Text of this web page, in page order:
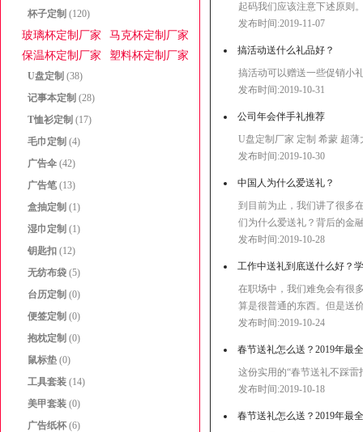
杯子定制 (120)
玻璃杯定制厂家
马克杯定制厂家
保温杯定制厂家
塑料杯定制厂家
U盘定制 (38)
记事本定制 (28)
T恤衫定制 (17)
毛巾定制 (4)
广告伞 (42)
广告笔 (13)
盒抽定制 (1)
湿巾定制 (1)
钥匙扣 (12)
无纺布袋 (5)
台历定制 (0)
便签定制 (0)
抱枕定制 (0)
鼠标垫 (0)
工具套装 (14)
美甲套装 (0)
广告纸杯(6)
起码我们应该注意下述原则
发布时间:2019-11-07
搞活动送什么礼品好？
搞活动可以赠送一些促销小
发布时间:2019-10-31
公司年会伴手礼推荐
U盘定制厂家 定制 希蒙 超
发布时间:2019-10-30
中国人为什么爱送礼？
到目前为止，我们讲了很多
们为什么爱送礼？背后的金
发布时间:2019-10-28
工作中送礼到底送什么好？
在职场中，我们难免会有很
算是很普通的东西。但是送
发布时间:2019-10-24
春节送礼怎么送？2019年最
这份实用的“春节送礼不踩
发布时间:2019-10-18
春节送礼怎么送？2019年最